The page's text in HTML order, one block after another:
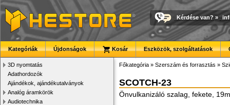
Kérdése van? »
Kategóriák Újdonságok Kosár Eszközök, szolgáltatások
3D nyomtatás
Adathordozók
Ajándékok, ajándékutalványok
Analóg áramkörök
Audiotechnika
Főkategória » Szerszám és forrasztás »
SCOTCH-23
Önvulkanizáló szalag, fekete,